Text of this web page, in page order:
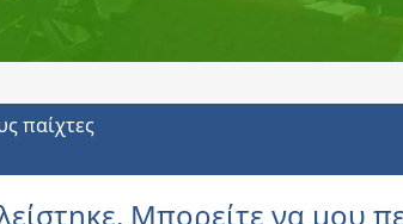
παίχτες
Μπορείτε να μου